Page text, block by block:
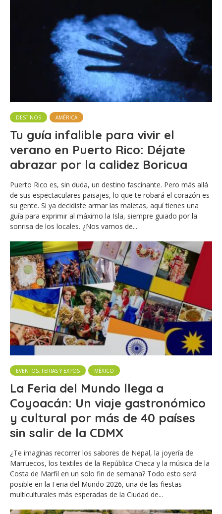
DESTINOS AMÉRICA
Tu guía infalible para vivir el
verano en Puerto Rico: Déjate
abrazar por la calidez Boricua
Puerto Rico es, sin duda, un destino fascinante. Pero más allá
de sus espectaculares paisajes, lo que te robará el corazón es
su gente. Si ya decidiste armar las maletas, aquí tienes una
guía para exprimir al máximo la Isla, siempre guiado por la
sonrisa de los locales. ¿Nos vamos de...
EVENTOS, FERIAS Y EXPOS MÉXICO
La Feria del Mundo llega a
Coyoacán: Un viaje gastronómico
y cultural por más de 40 países
sin salir de la CDMX
¿Te imaginas recorrer los sabores de Nepal, la joyería de
Marruecos, los textiles de la República Checa y la música de la
Costa de Marfil en un solo fin de semana? Todo esto será
posible en la Feria del Mundo 2026, una de las fiestas
multiculturales más esperadas de la Ciudad de...